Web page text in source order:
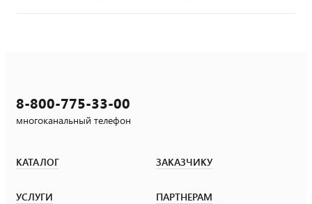
8-800-775-33-00
многоканальный телефон
КАТАЛОГ ЗАКАЗЧИКУ
УСЛУГИ ПАРТНЕРАМ